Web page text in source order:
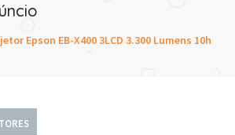
Epson EB-X400 3LCD 3.300 Lumens 10h